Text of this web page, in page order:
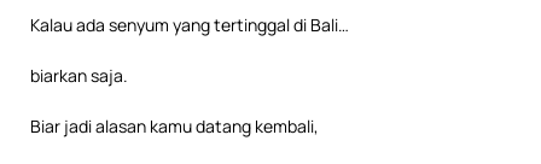
Kalau ada senyum yang tertinggal di Bali…
biarkan saja.
Biar jadi alasan kamu datang kembali,